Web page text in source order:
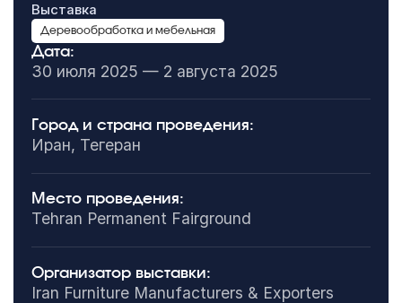
Выставка
Деревообработка и мебельная
Дата:
30 июля 2025 — 2 августа 2025
Город и страна проведения:
Иран, Тегеран
Место проведения:
Tehran Permanent Fairground
Организатор выставки:
Iran Furniture Manufacturers & Exporters